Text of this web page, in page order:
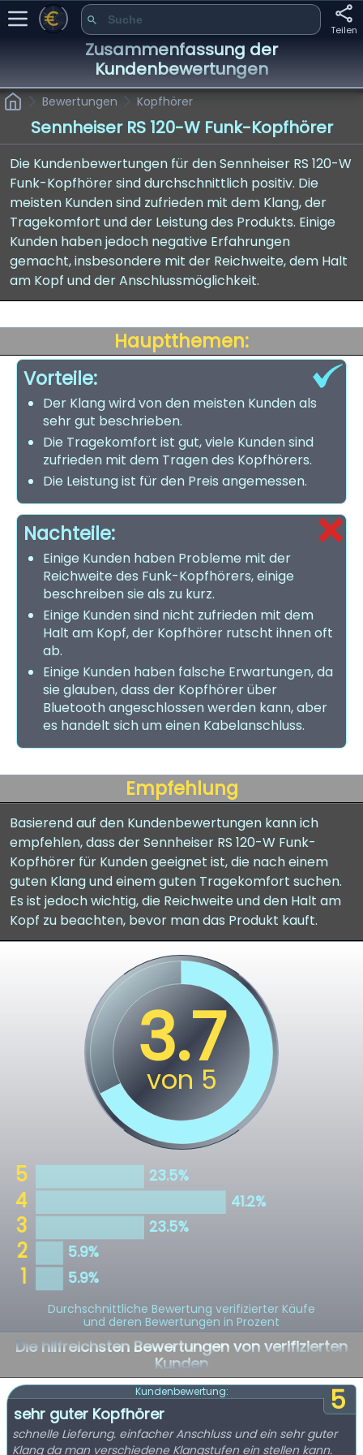
Teilen
Zusammenfassung der
Kundenbewertungen
Bewertungen Kopfhörer
Sennheiser RS 120-W Funk-Kopfhörer
Die Kundenbewertungen für den Sennheiser RS 120-W
Funk-Kopfhörer sind durchschnittlich positiv. Die
meisten Kunden sind zufrieden mit dem Klang, der
Tragekomfort und der Leistung des Produkts. Einige
Kunden haben jedoch negative Erfahrungen
gemacht, insbesondere mit der Reichweite, dem Halt
am Kopf und der Anschlussmöglichkeit.
Hauptthemen:
Vorteile:
Der Klang wird von den meisten Kunden als
sehr gut beschrieben.
Die Tragekomfort ist gut, viele Kunden sind
zufrieden mit dem Tragen des Kopfhörers.
Die Leistung ist für den Preis angemessen.
Nachteile:
Einige Kunden haben Probleme mit der
Reichweite des Funk-Kopfhörers, einige
beschreiben sie als zu kurz.
Einige Kunden sind nicht zufrieden mit dem
Halt am Kopf, der Kopfhörer rutscht ihnen oft
ab.
Einige Kunden haben falsche Erwartungen, da
sie glauben, dass der Kopfhörer über
Bluetooth angeschlossen werden kann, aber
es handelt sich um einen Kabelanschluss.
Empfehlung
Basierend auf den Kundenbewertungen kann ich
empfehlen, dass der Sennheiser RS 120-W Funk-
Kopfhörer für Kunden geeignet ist, die nach einem
guten Klang und einem guten Tragekomfort suchen.
Es ist jedoch wichtig, die Reichweite und den Halt am
Kopf zu beachten, bevor man das Produkt kauft.
Durchschnittliche Bewertung verifizierter Käufe
und deren Bewertungen in Prozent
Die hilfreichsten Bewertungen von verifizierten
Kunden
5
Kundenbewertung:
sehr guter Kopfhörer
schnelle Lieferung. einfacher Anschluss und ein sehr guter
Klang da man verschiedene Klangstufen ein stellen kann.